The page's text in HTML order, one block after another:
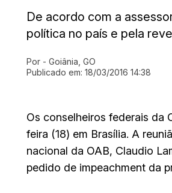
De acordo com a
política no país e pela
Ir direto pra matéria
Por - Goiânia, GO
Publicado em: 18/03/2016 14:38
Os conselheiros federais da
feira (18) em Brasília. A
nacional da OAB, Claudio
pedido de impeachment da